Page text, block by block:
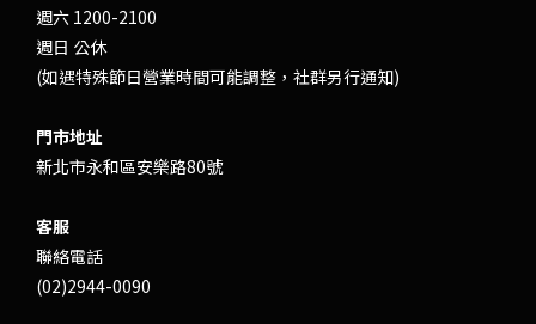
週六 1200-2100
週日 公休
(如遇特殊節日營業時間可能調整，社群另行通知)
門市地址
新北市永和區安樂路80號
客服
聯絡電話
(02)2944-0090